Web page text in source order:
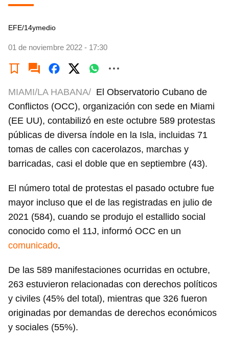
EFE/14ymedio
01 de noviembre 2022 - 17:30
MIAMI/LA HABANA/ El Observatorio Cubano de
Conflictos (OCC), organización con sede en Miami
(EE UU), contabilizó en este octubre 589 protestas
públicas de diversa índole en la Isla, incluidas 71
tomas de calles con cacerolazos, marchas y
barricadas, casi el doble que en septiembre (43).
El número total de protestas el pasado octubre fue
mayor incluso que el de las registradas en julio de
2021 (584), cuando se produjo el estallido social
conocido como el 11J, informó OCC en un
comunicado.
De las 589 manifestaciones ocurridas en octubre,
263 estuvieron relacionadas con derechos políticos
y civiles (45% del total), mientras que 326 fueron
originadas por demandas de derechos económicos
y sociales (55%).